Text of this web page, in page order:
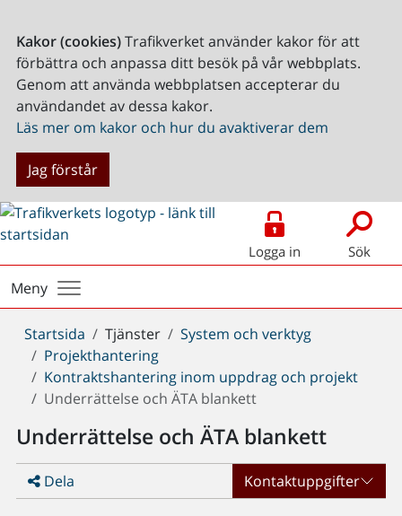
Kakor (cookies)Trafikverket använder kakor för att
förbättra och anpassa ditt besök på vår webbplats.
Genom att använda webbplatsen accepterar du
användandet av dessa kakor.
Läs mer om kakor och hur du avaktiverar dem
Jag förstår
Logga in Sök
Meny
Du
är
här:
Startsida Tjänster
System och verktyg
Projekthantering
Kontraktshantering inom uppdrag och projekt
Underrättelse och ÄTA blankett
Underrättelse och ÄTA blankett
Dela Kontaktuppgifter